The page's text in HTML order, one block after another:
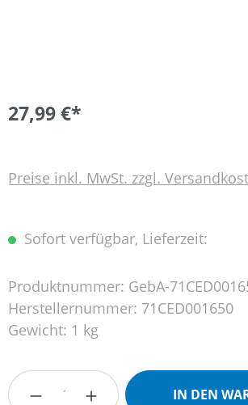
27,99 €*
Preise inkl. MwSt. zzgl.
Sofort verfügbar, Lieferzeit:
Produktnummer: GebA-
Herstellernummer: 71CED001650
Gewicht: 1 kg
Produkt Anzahl: Gib den
IN DEN